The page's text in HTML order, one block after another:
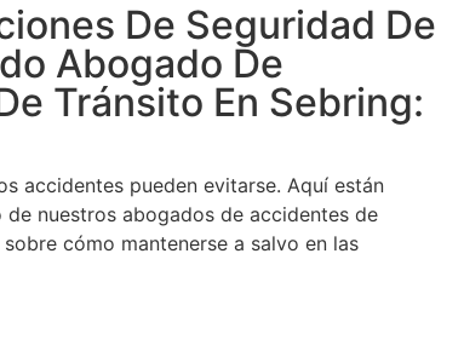
De Seguridad De
Abogado De
Tránsito En Sebring:
accidentes pueden evitarse. Aquí están
de nuestros abogados de accidentes de
cómo mantenerse a salvo en las